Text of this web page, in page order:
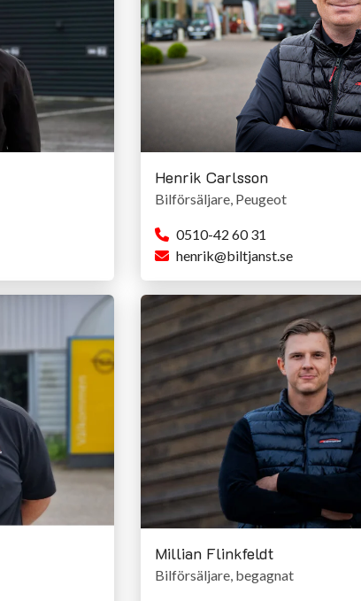
Henrik Carlsson
Bilförsäljare, Peugeot
0510-42 60 31
henrik@biltjanst.se
Millian Flinkfeldt
Bilförsäljare, begagnat